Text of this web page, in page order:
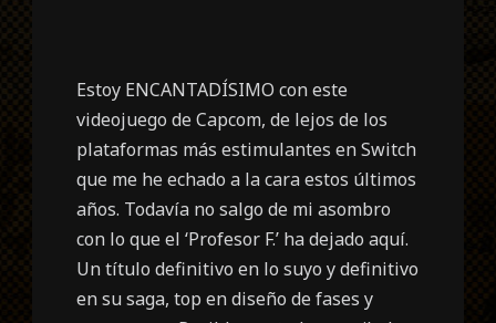
Estoy ENCANTADÍSIMO con este
videojuego de Capcom, de lejos de los
plataformas más estimulantes en Switch
que me he echado a la cara estos últimos
años. Todavía no salgo de mi asombro
con lo que el ‘Profesor F.’ ha dejado aquí.
Un título definitivo en lo suyo y definitivo
en su saga, top en diseño de fases y